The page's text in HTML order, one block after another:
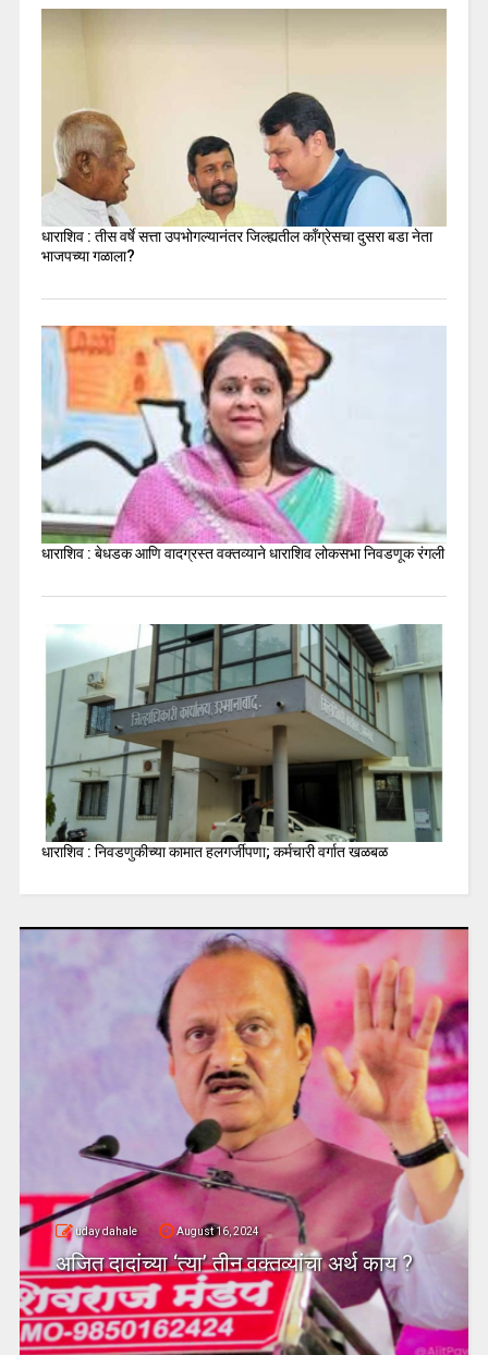
धाराशिव : तीस वर्षे सत्ता उपभोगल्यानंतर जिल्ह्यतील कॉंग्रेसचा दुसरा बडा नेता
भाजपच्या गळाला?
धाराशिव : बेधडक आणि वादग्रस्त वक्तव्याने धाराशिव लोकसभा निवडणूक रंगली
धाराशिव : निवडणुकीच्या कामात हलगर्जीपणा; कर्मचारी वर्गात खळबळ
अर्थ काय ?
uday dahale April 18, 2024
धाराशिव : तीस वर्षे सत्ता
जिल्ह्यतील कॉंग्रेसचा दुसरा बडा
गळाला?